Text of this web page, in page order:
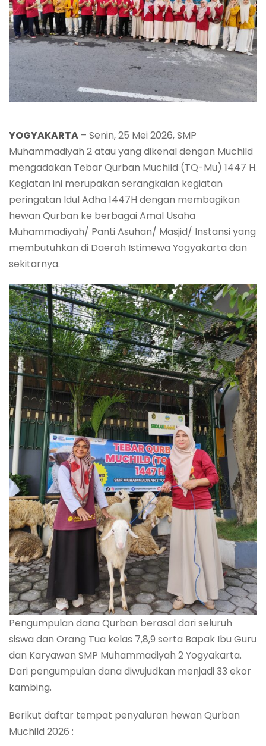
YOGYAKARTA – Senin, 25 Mei 2026, SMP
Muhammadiyah 2 atau yang dikenal dengan Muchild
mengadakan Tebar Qurban Muchild (TQ-Mu) 1447 H.
Kegiatan ini merupakan serangkaian kegiatan
peringatan Idul Adha 1447H dengan membagikan
hewan Qurban ke berbagai Amal Usaha
Muhammadiyah/ Panti Asuhan/ Masjid/ Instansi yang
membutuhkan di Daerah Istimewa Yogyakarta dan
sekitarnya.
Pengumpulan dana Qurban berasal dari seluruh
siswa dan Orang Tua kelas 7,8,9 serta Bapak Ibu Guru
dan Karyawan SMP Muhammadiyah 2 Yogyakarta.
Dari pengumpulan dana diwujudkan menjadi 33 ekor
kambing.
Berikut daftar tempat penyaluran hewan Qurban
Muchild 2026 :